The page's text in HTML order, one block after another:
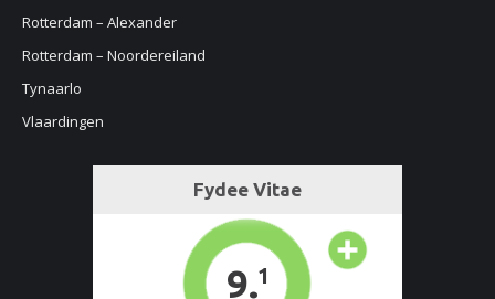
Rotterdam – Alexander
Rotterdam – Noordereiland
Tynaarlo
Vlaardingen